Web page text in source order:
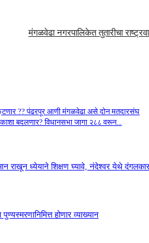
मंगळवेढा नगरपालिकेत तुतारीचा
?? पंढरपूर आणी मंगळवेढा असे दोन मतदारसंघ
बदलणार? विधानसभा जागा २८८ वरून...
राखून ध्येयाने शिक्षण घ्यावे, नंदेश्वर येथे
होणार व्याख्यान